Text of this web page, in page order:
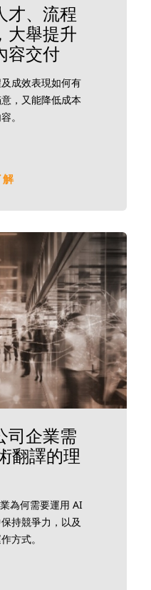
才、流程
大舉提升
容交付
成效表現如何有
，又能降低成本
。
解
司企業需
翻譯的理
為何需要運用 AI
持競爭力，以及
方式。